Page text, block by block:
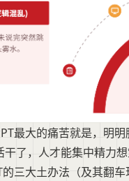
最大的痛苦就是，明
了，人才能集中精力想
三大土办法（及其翻车